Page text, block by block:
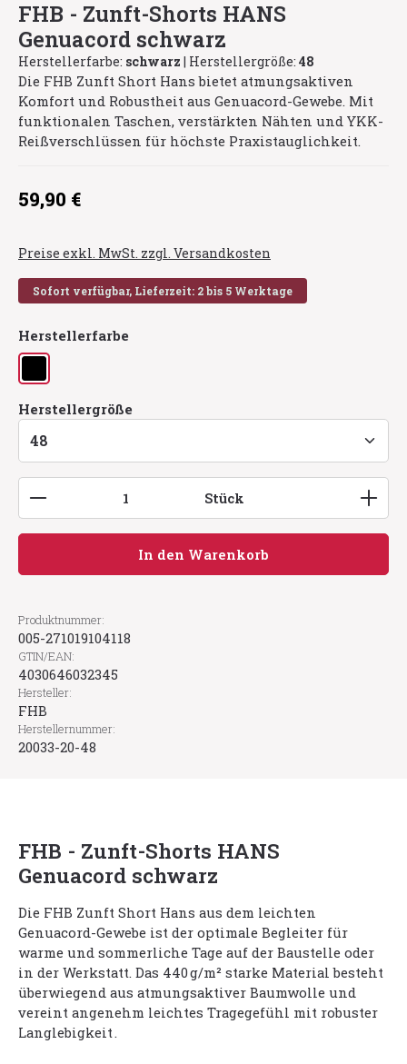
FHB - Zunft-Shorts HANS
Genuacord schwarz
Herstellerfarbe: schwarz | Herstellergröße: 48
Die FHB Zunft Short Hans bietet atmungsaktiven
Komfort und Robustheit aus Genuacord-Gewebe. Mit
funktionalen Taschen, verstärkten Nähten und YKK-
Reißverschlüssen für höchste Praxistauglichkeit.
Regulärer Preis:
59,90 €
Preise exkl. MwSt. zzgl. Versandkosten
Sofort verfügbar, Lieferzeit: 2 bis 5 Werktage
Herstellerfarbe
schwarz
Herstellergröße
Produkt Anzahl: Gib den gewünschten Wert
Stück
In den Warenkorb
Produktnummer:
005-271019104118
GTIN/EAN:
4030646032345
Hersteller:
FHB
Herstellernummer:
20033-20-48
FHB - Zunft-Shorts HANS
Genuacord schwarz
Die FHB Zunft Short Hans aus dem leichten
Genuacord-Gewebe ist der optimale Begleiter für
warme und sommerliche Tage auf der Baustelle oder
in der Werkstatt. Das 440 g/m² starke Material besteht
überwiegend aus atmungsaktiver Baumwolle und
vereint angenehm leichtes Tragegefühl mit robuster
Langlebigkeit .